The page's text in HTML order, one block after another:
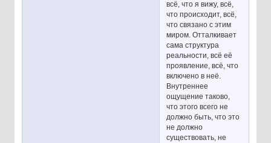
всё, что я вижу, всё,
что происходит, всё,
что связано с этим
миром. Отталкивает
сама структура
реальности, всё её
проявление, всё, что
включено в неё.
Внутреннее
ощущение таково,
что этого всего не
должно быть, что это
не должно
существовать, не